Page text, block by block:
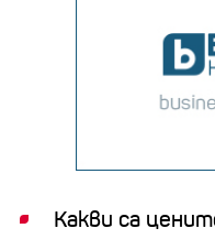
Какви са